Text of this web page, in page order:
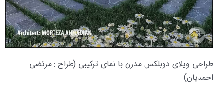
طراحی ویلای دوبلکس مدرن با نمای ترکیبی (طراح : مرتضی
احمدیان)